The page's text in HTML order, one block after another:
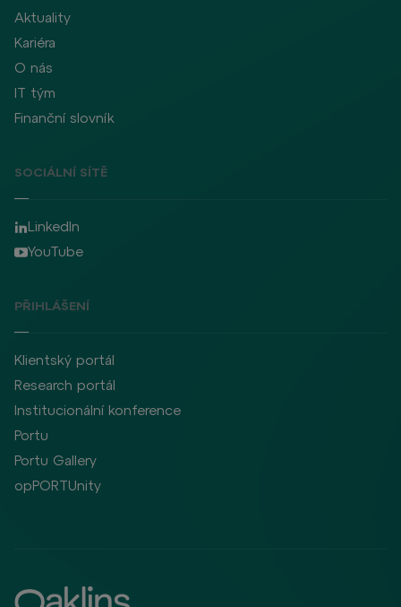
Aktuality
Kariéra
O nás
IT tým
Finanční slovník
SOCIÁLNÍ SÍTĚ
LinkedIn
YouTube
PŘIHLÁŠENÍ
Klientský portál
Research portál
Institucionální konference
Portu
Portu Gallery
opPORTUnity